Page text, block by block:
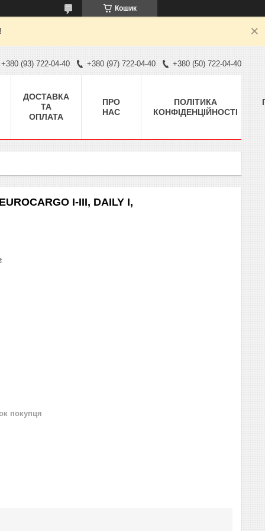
Кошик
+380 (93) 722-04-40 +380 (97) 722-04-40 +380 (50) 722-04-40
ДОСТАВКА
ТА
ОПЛАТА
ПРО
НАС
ПОЛІТИКА
КОНФІДЕНЦІЙНОСТІ
I-III, DAILY I,
покупця